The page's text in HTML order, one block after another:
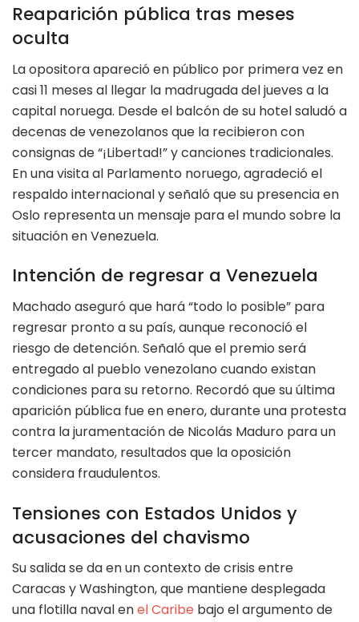
Reaparición pública tras meses
oculta
La opositora apareció en público por primera vez en
casi 11 meses al llegar la madrugada del jueves a la
capital noruega. Desde el balcón de su hotel saludó a
decenas de venezolanos que la recibieron con
consignas de “¡Libertad!” y canciones tradicionales.
En una visita al Parlamento noruego, agradeció el
respaldo internacional y señaló que su presencia en
Oslo representa un mensaje para el mundo sobre la
situación en Venezuela.
Intención de regresar a Venezuela
Machado aseguró que hará “todo lo posible” para
regresar pronto a su país, aunque reconoció el
riesgo de detención. Señaló que el premio será
entregado al pueblo venezolano cuando existan
condiciones para su retorno. Recordó que su última
aparición pública fue en enero, durante una protesta
contra la juramentación de Nicolás Maduro para un
tercer mandato, resultados que la oposición
considera fraudulentos.
Tensiones con Estados Unidos y
acusaciones del chavismo
Su salida se da en un contexto de crisis entre
Caracas y Washington, que mantiene desplegada
una flotilla naval enel Caribe bajo el argumento de